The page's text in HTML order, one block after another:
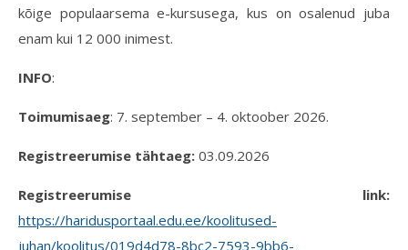
kõige populaarsema e-kursusega, kus on osalenud juba
enam kui 12 000 inimest.
INFO:
Toimumisaeg: 7. september – 4. oktoober 2026.
Registreerumise tähtaeg: 03.09.2026
Registreerumise link:
https://haridusportaal.edu.ee/koolitused-
juhan/koolitus/019d4d78-8bc2-7593-9bb6-